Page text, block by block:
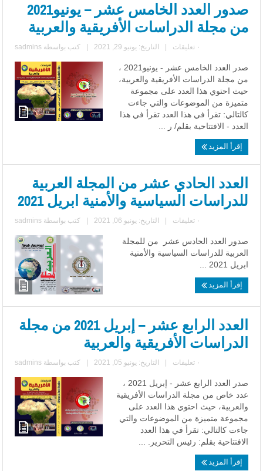
صدور العدد الخامس عشر – يونيو2021
من مجلة الدراسات الأفريقية والعربية
كتب بواسطة sadmins التاريخ: يونيو 29, 2021 ٠ تعليقات
صدر العدد الخامس عشر - يونيو2021 ،
من مجلة الدراسات الأفريقية والعربية،
حيث احتوي هذا العدد على مجموعة
متميزة من الموضوعات والتي جاءت
كالتالي: تقرأ في هذا العدد تقرأ في هذا
العدد - الافتتاحية بقلم/ ر ...
إقرأ المزيد
العدد الحادي عشر من المجلة العربية
للدراسات السياسية والأمنية ابريل 2021
كتب بواسطة sadmins التاريخ: يونيو 06, 2021 ٠ تعليقات
صدور العدد الحادس عشر من للمجلة
العربية للدراسات السياسية والأمنية
ابريل 2021 ...
إقرأ المزيد
العدد الرابع عشر – إبريل 2021 من مجلة
الدراسات الأفريقية والعربية
كتب بواسطة sadmins التاريخ: يونيو 05, 2021 ٠ تعليقات
صدر العدد الرابع عشر - إبريل 2021 ،
عدد خاص من مجلة الدراسات الأفريقية
والعربية، حيث احتوي هذا العدد على
مجموعة متميزة من الموضوعات والتي
جاءت كالتالي: تقرأ في هذا العدد
الافتتاحية بقلم: رئيس التحرير. ...
إقرأ المزيد